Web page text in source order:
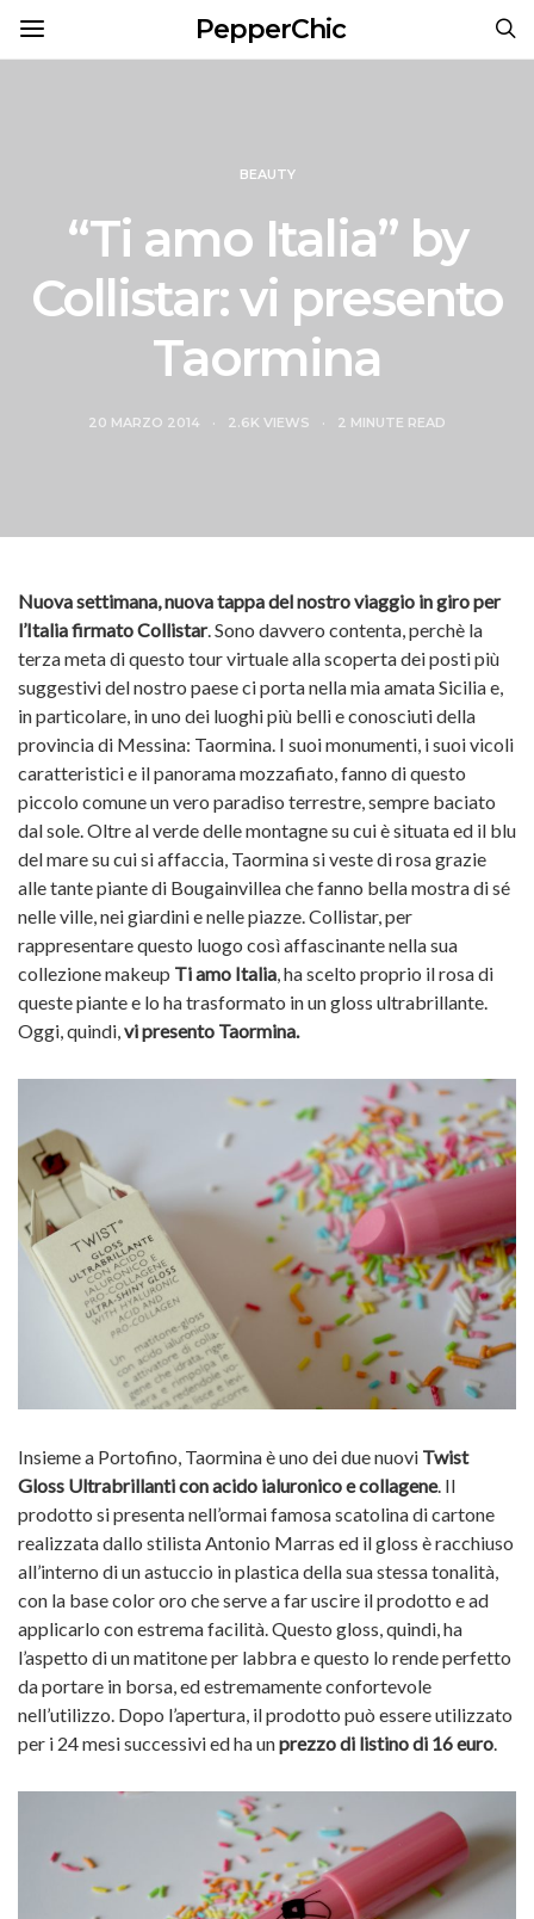
PepperChic
BEAUTY
“Ti amo Italia” by
Collistar: vi presento
Taormina
20 MARZO 2014 2.6K VIEWS 2 MINUTE READ
Nuova settimana, nuova tappa del nostro viaggio in giro per
l’Italia firmato Collistar. Sono davvero contenta, perchè la
terza meta di questo tour virtuale alla scoperta dei posti più
suggestivi del nostro paese ci porta nella mia amata Sicilia e,
in particolare, in uno dei luoghi più belli e conosciuti della
provincia di Messina: Taormina. I suoi monumenti, i suoi vicoli
caratteristici e il panorama mozzafiato, fanno di questo
piccolo comune un vero paradiso terrestre, sempre baciato
dal sole. Oltre al verde delle montagne su cui è situata ed il blu
del mare su cui si affaccia, Taormina si veste di rosa grazie
alle tante piante di Bougainvillea che fanno bella mostra di sé
nelle ville, nei giardini e nelle piazze. Collistar, per
rappresentare questo luogo così affascinante nella sua
collezione makeup Ti amo Italia, ha scelto proprio il rosa di
queste piante e lo ha trasformato in un gloss ultrabrillante.
Oggi, quindi,vi presento Taormina.
Insieme a Portofino, Taormina è uno dei due nuovi Twist
Gloss Ultrabrillanti con acido ialuronico e collagene. Il
prodotto si presenta nell’ormai famosa scatolina di cartone
realizzata dallo stilista Antonio Marras ed il gloss è racchiuso
all’interno di un astuccio in plastica della sua stessa tonalità,
con la base color oro che serve a far uscire il prodotto e ad
applicarlo con estrema facilità. Questo gloss, quindi, ha
l’aspetto di un matitone per labbra e questo lo rende perfetto
da portare in borsa, ed estremamente confortevole
nell’utilizzo. Dopo l’apertura, il prodotto può essere utilizzato
per i 24 mesi successivi ed ha unprezzo di listino di 16 euro.